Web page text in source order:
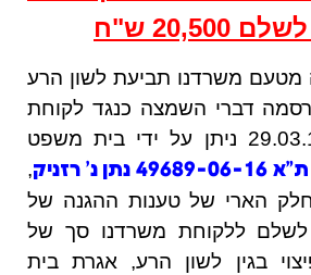
ש"ח
מטעם משרדנו תביעת לשון הרע
דברי השמצה כנגד לקוחת
משרדנו. ביום 29.03.19 ניתן על ידי בית משפט
ת"א 49689-06-16 נתן נ' רזניק
,
הארי של טענות ההגנה של
לשלם ללקוחת משרדנו סך של
בגין לשון הרע, אגרת בית